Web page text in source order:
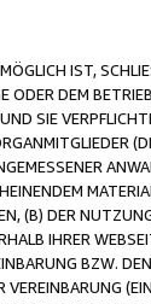
IST,
DEM
SIE
(B) DER
IHRER
BZW.